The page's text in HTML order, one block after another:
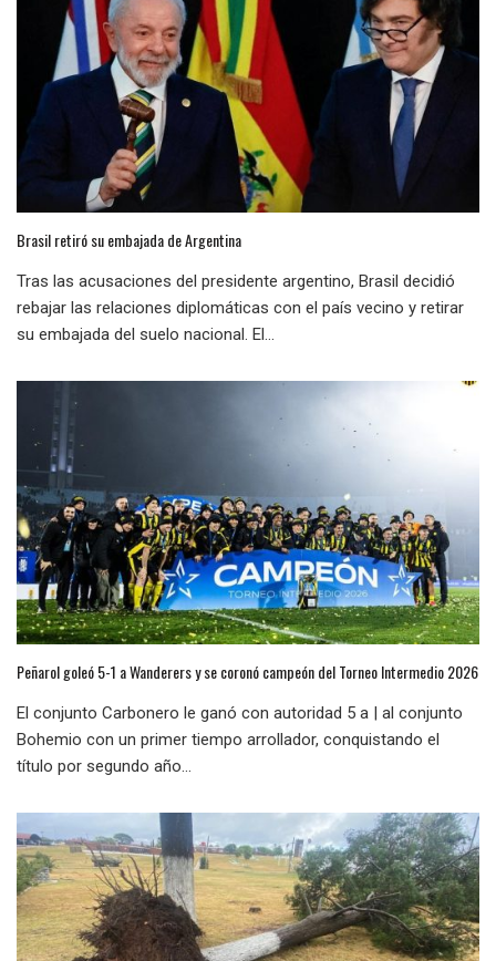
Brasil retiró su embajada de Argentina
Tras las acusaciones del presidente argentino, Brasil decidió
rebajar las relaciones diplomáticas con el país vecino y retirar
su embajada del suelo nacional. El...
Peñarol goleó 5-1 a Wanderers y se coronó campeón del Torneo Intermedio 2026
El conjunto Carbonero le ganó con autoridad 5 a | al conjunto
Bohemio con un primer tiempo arrollador, conquistando el
título por segundo año...